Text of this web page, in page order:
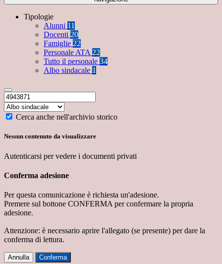
Tipologie
Alunni 11
Docenti 20
Famiglie 22
Personale ATA 22
Tutto il personale 34
Albo sindacale 1
Cerca anche nell'archivio storico
Nessun contenuto da visualizzare
Autenticarsi per vedere i documenti privati
Conferma adesione
Per questa comunicazione è richiesta un'adesione.
Premere sul bottone CONFERMA per confermare la propria
adesione.
Attenzione: è necessario aprire l'allegato (se presente) per dare la
conferma di lettura.
Annulla Conferma